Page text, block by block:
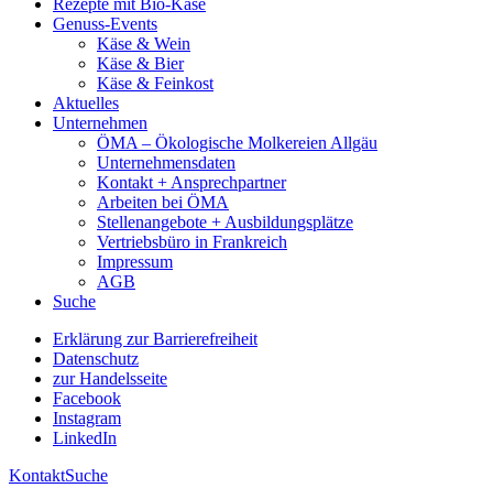
Rezepte mit Bio-Käse
Genuss-Events
Käse & Wein
Käse & Bier
Käse & Feinkost
Aktuelles
Unternehmen
ÖMA – Ökologische Molkereien Allgäu
Unternehmensdaten
Kontakt + Ansprechpartner
Arbeiten bei ÖMA
Stellenangebote + Ausbildungsplätze
Vertriebsbüro in Frankreich
Impressum
AGB
Suche
Erklärung zur Barrierefreiheit
Datenschutz
zur Handelsseite
Facebook
Instagram
LinkedIn
KontaktSuche